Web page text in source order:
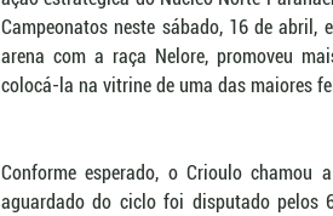
Campeonatos neste sábado, 16 de
arena com a raça Nelore, promoveu
colocá-la na vitrine de uma das maiores
Conforme esperado, o Crioulo
aguardado do ciclo foi disputado pelos